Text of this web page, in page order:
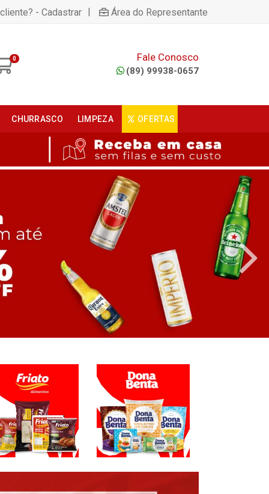
- Cadastrar | Área do Representante
0 Fale Conosco
(89) 99938-0657
CHURRASCO LIMPEZA OFERTAS